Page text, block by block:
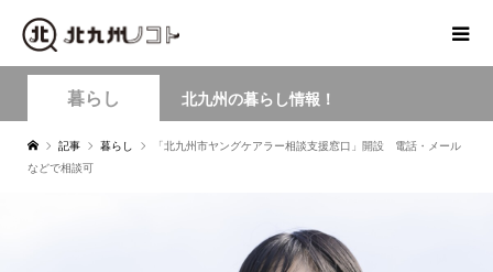
暮らし 北九州の暮らし情報！
記事 暮らし
「北九州市ヤングケアラー相談支援窓口」開設 電話・メール
などで相談可